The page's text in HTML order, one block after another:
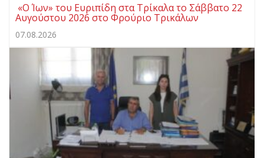
«Ο Ίων» του Ευριπίδη στα Τρίκαλα το Σάββατο 22
Αυγούστου 2026 στο Φρούριο Τρικάλων
07.08.2026